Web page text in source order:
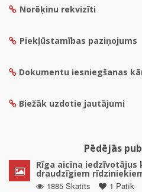
Norēķinu rekvizīti
Piekļūstamības paziņojums
Dokumentu iesniegšanas
Biežāk uzdotie jautājumi
Pēdējās
Rīga aicina iedzīvotājus
draudzīgiem
1885 Skatīts
1 Patīk